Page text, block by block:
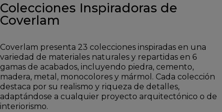
Colecciones Inspiradoras de
Coverlam
Coverlam presenta 23 colecciones inspiradas en una
variedad de materiales naturales y repartidas en 6
gamas de acabados, incluyendo piedra, cemento,
madera, metal, monocolores y mármol. Cada colección
destaca por su realismo y riqueza de detalles,
adaptándose a cualquier proyecto arquitectónico o de
interiorismo.